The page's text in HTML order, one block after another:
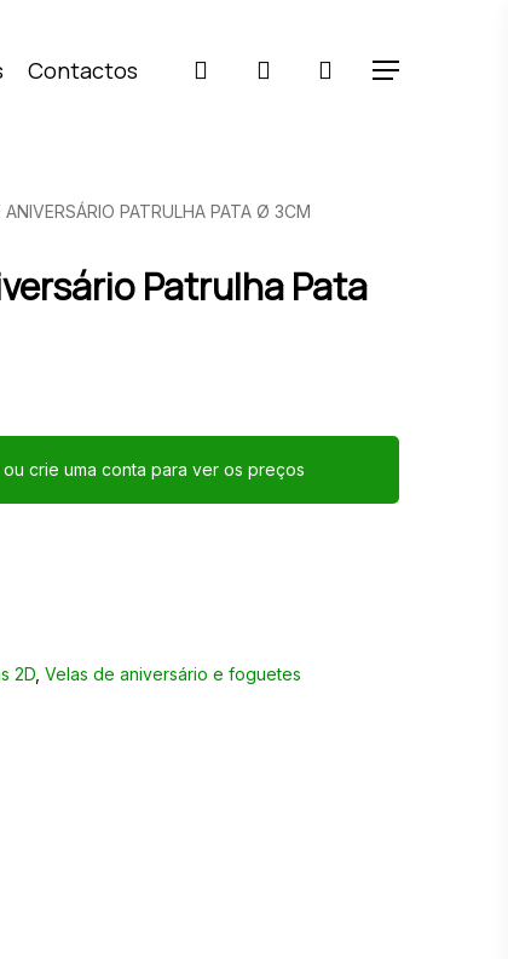
Contactos pesquisaraccount Menu
ANIVERSÁRIO PATRULHA PATA Ø 3CM
Patrulha Pata
crie uma conta para ver os preços
2D ,Velas de aniversário e foguetes